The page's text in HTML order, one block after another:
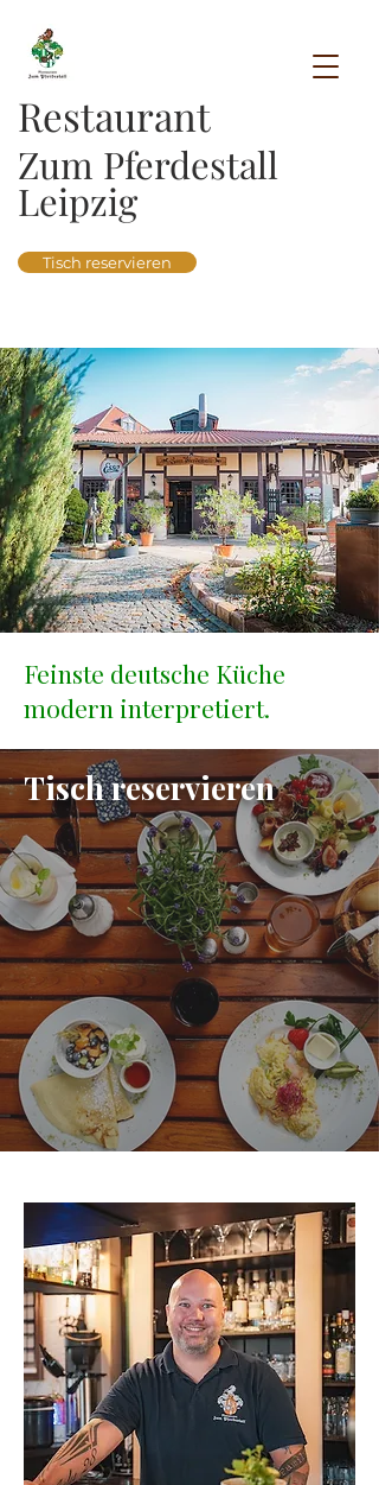
Zum Pferdestall
Leipzig
Tisch reservieren
Restaurant
Feinste deutsche Küche
modern interpretiert.
Tisch reservieren